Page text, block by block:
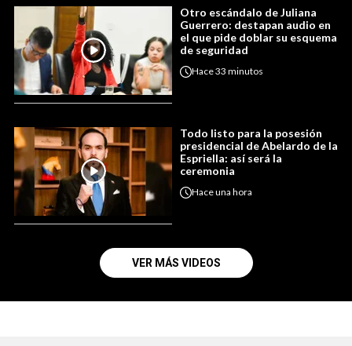
Otro escándalo de Juliana
Guerrero: destapan audio en
el que pide doblar su esquema
de seguridad
Hace33 minutos
Todo listo para la posesión
presidencial de Abelardo de la
Espriella: así será la
ceremonia
Haceuna hora
VER MÁS VIDEOS